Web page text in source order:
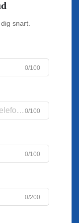
snart.
0/100
0/100
0/100
0/200